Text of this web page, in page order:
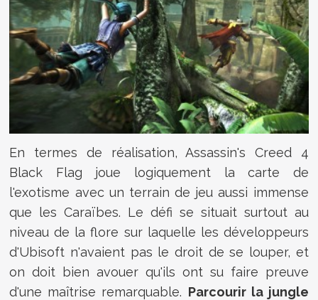
En termes de réalisation, Assassin's Creed 4
Black Flag joue logiquement la carte de
l'exotisme avec un terrain de jeu aussi immense
que les Caraïbes. Le défi se situait surtout au
niveau de la flore sur laquelle les développeurs
d'Ubisoft n'avaient pas le droit de se louper, et
on doit bien avouer qu'ils ont su faire preuve
d'une maîtrise remarquable. Parcourir la jungle